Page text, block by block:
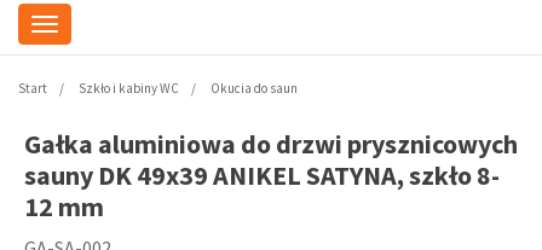
Start Szkło i kabiny WC Okucia do saun
Gałka aluminiowa do drzwi prysznicowych
sauny DK 49x39 ANIKEL SATYNA, szkło 8-
12 mm